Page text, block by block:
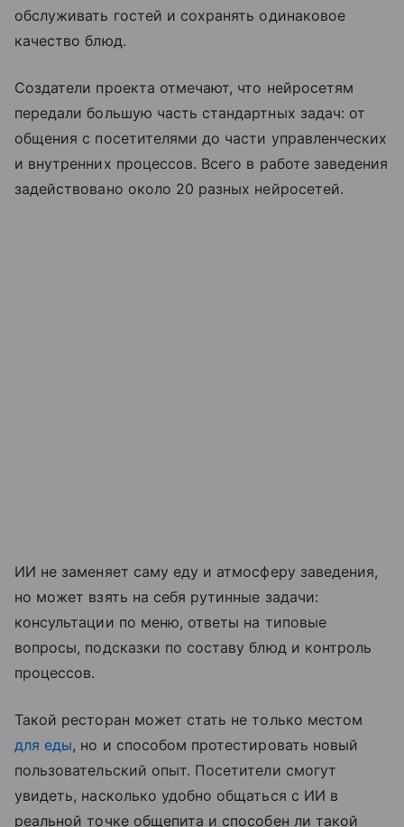
обслуживать гостей и сохранять одинаковое
качество блюд.
Создатели проекта отмечают, что нейросетям
передали большую часть стандартных задач: от
общения с посетителями до части управленческих
и внутренних процессов. Всего в работе заведения
задействовано около 20 разных нейросетей.
ИИ не заменяет саму еду и атмосферу заведения,
но может взять на себя рутинные задачи:
консультации по меню, ответы на типовые
вопросы, подсказки по составу блюд и контроль
процессов.
Такой ресторан может стать не только местом
для еды, но и способом протестировать новый
пользовательский опыт. Посетители смогут
увидеть, насколько удобно общаться с ИИ в
реальной точке общепита и способен ли такой